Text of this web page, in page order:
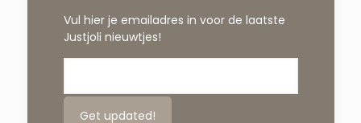
Vul hier je emailadres in voor de laatste
Justjoli nieuwtjes!